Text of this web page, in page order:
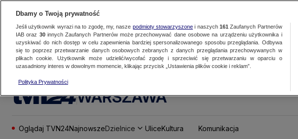
WARSZAWA
Oglądaj TVN24NajnowszeDzielnice UliceKultura Komunikacja
Dbamy o Twoją prywatność
Jeśli użytkownik wyrazi na to zgodę, my, nasze podmioty stowarzyszonei naszych 161 Zaufanych Partnerów
IAB oraz 30innych Zaufanych Partnerów może przechowywać dane osobowe na urządzeniu użytkownika i
uzyskiwać do nich dostęp w celu zapewnienia bardziej spersonalizowanego sposobu przeglądania. Odbywa
się to poprzez przetwarzanie danych osobowych zebranych z danych przeglądania przechowywanych w
plikach cookie. Użytkownik może udzielić/wycofać zgodę i sprzeciwić się przetwarzaniu w oparciu o
uzasadniony interes w dowolnym momencie, klikając przycisk „Ustawienia plików cookie i reklam”.
Polityka Prywatności